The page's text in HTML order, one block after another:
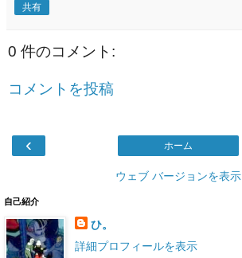
共有
0 件のコメント:
コメントを投稿
‹ ホーム
ウェブ バージョンを表示
自己紹介
ひ。
詳細プロフィールを表示